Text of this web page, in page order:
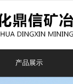
导致无法获得最
产品展示